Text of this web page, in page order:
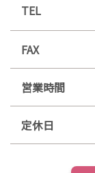
TEL
FAX
営業時間
定休日